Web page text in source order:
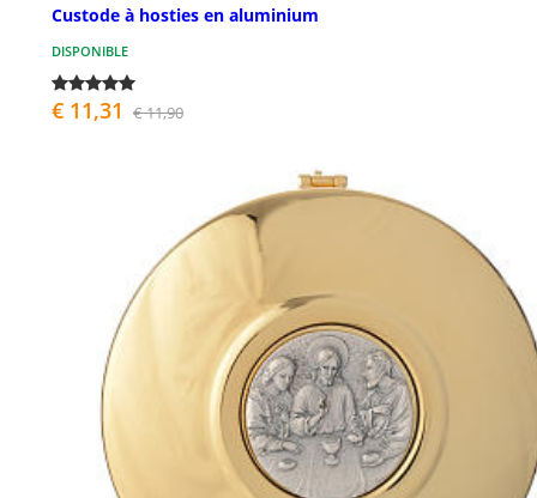
Custode à hosties en aluminium
DISPONIBLE
€ 11,31 € 11,90